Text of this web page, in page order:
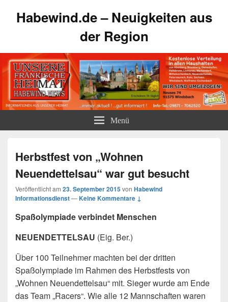
Habewind.de – Neuigkeiten aus
der Region
Menü
Herbstfest von „Wohnen
Neuendettelsau“ war gut besucht
Veröffentlicht am 23. September 2015von Habewind
Informationsdienst—Keine Kommentare ↓
Spaßolympiade verbindet Menschen
NEUENDETTELSAU (Eig. Ber.)
Über 100 Teilnehmer machten bei der dritten
Spaßolympiade im Rahmen des Herbstfests von
„Wohnen Neuendettelsau“ mit. Sieger wurde am Ende
das Team „Racers“. Wie alle 12 Mannschaften waren